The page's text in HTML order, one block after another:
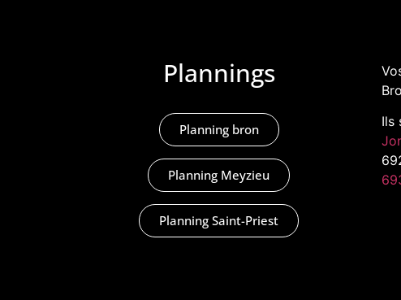
Plannings
Planning bron
Planning Meyzieu
Planning Saint-Priest
Ils